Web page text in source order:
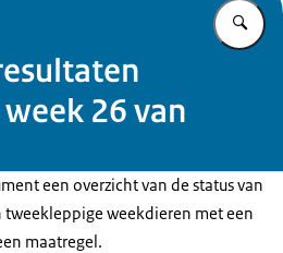
26 van
een overzicht van de status van
weekdieren met een
maatregel.